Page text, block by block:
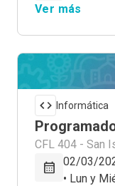
Ver más
Informática
CFL 404 - San
02/03/
• Lun y